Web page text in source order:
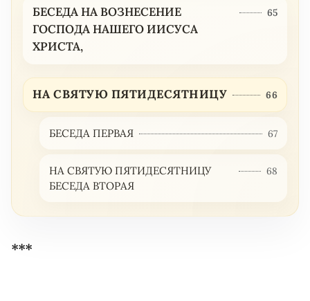
БЕСЕДА НА ВОЗНЕСЕНИЕ
ГОСПОДА НАШЕГО ИИСУСА
ХРИСТА,
65
НА СВЯТУЮ ПЯТИДЕСЯТНИЦУ 66
БЕСЕДА ПЕРВАЯ 67
НА СВЯТУЮ ПЯТИДЕСЯТНИЦУ
БЕСЕДА ВТОРАЯ
68
***